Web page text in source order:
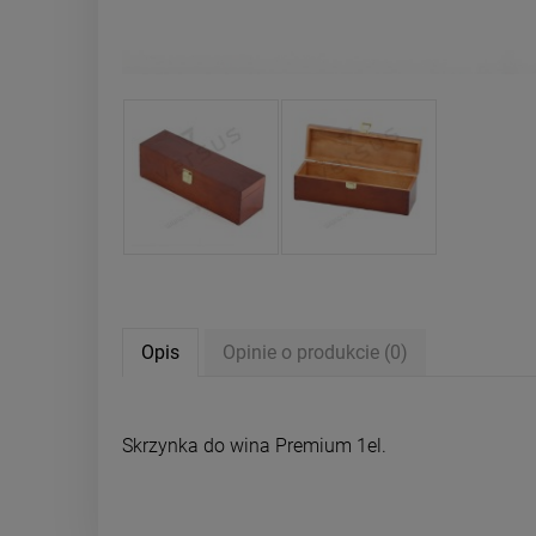
Opis Opinie o produkcie (0)
Skrzynka do wina Premium 1el.